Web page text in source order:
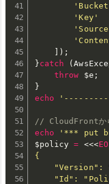
'Key'
) ;
}catch (
throw
$e ;
}
echo
// CloudFrontから
echo
'*** put
$policy = <<<
{
"Version":
"Id":